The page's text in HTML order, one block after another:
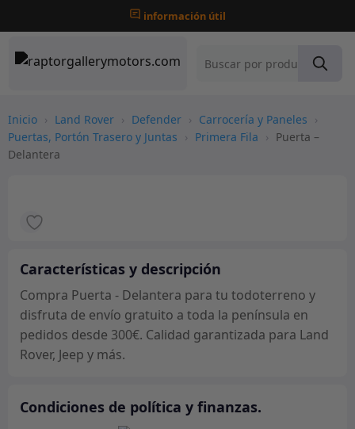
información útil
Inicio › Land Rover › Defender › Carrocería y Paneles ›
Puertas, Portón Trasero y Juntas › Primera Fila › Puerta –
Delantera
Características y descripción
Compra Puerta - Delantera para tu todoterreno y
disfruta de envío gratuito a toda la península en
pedidos desde 300€. Calidad garantizada para Land
Rover, Jeep y más.
Condiciones de política y finanzas.